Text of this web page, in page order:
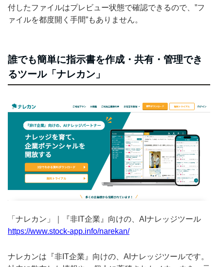
付したファイルはプレビュー状態で確認できるので、”フ
ァイルを都度開く手間”もありません。
誰でも簡単に指示書を作成・共有・管理でき
るツール「ナレカン」
「ナレカン」｜『非IT企業』向けの、AIナレッジツール
https://www.stock-app.info/narekan/
ナレカンは『非IT企業』向けの、AIナレッジツールです。